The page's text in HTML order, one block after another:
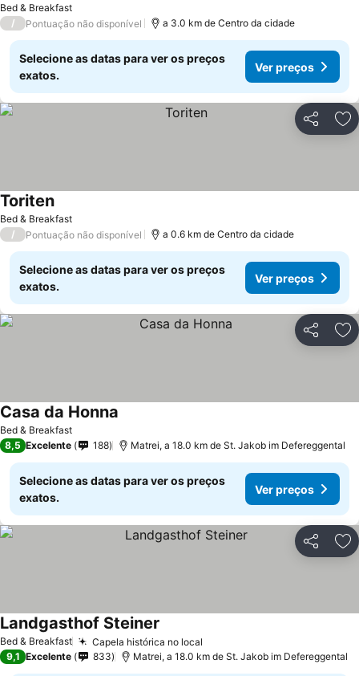
Bed & Breakfast
/ Pontuação não disponível a 3.0 km de Centro da cidade
Selecione as datas para ver os preços
exatos.
Ver preços
Partilhar
Bed & Breakfast
Toriten
/ Pontuação não disponível a 0.6 km de Centro da cidade
Selecione as datas para ver os preços
exatos.
Ver preços
Partilhar
Bed & Breakfast
Casa da Honna
8,5 Excelente 188 Matrei, a 18.0 km de St. Jakob im Defereggental
Selecione as datas para ver os preços
exatos.
Ver preços
Partilhar
Bed & Breakfast Capela histórica no local
Landgasthof Steiner
9,1 Excelente 833 Matrei, a 18.0 km de St. Jakob im Defereggental